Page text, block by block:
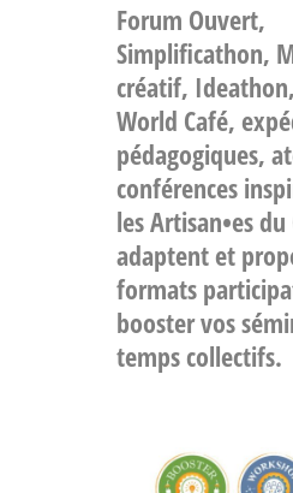
Forum Ouvert,
Simplificathon,
créatif,
World Café,
pédagogiques,
conférences
les Artisan•es
adaptent et
formats
booster vos
temps collectifs.